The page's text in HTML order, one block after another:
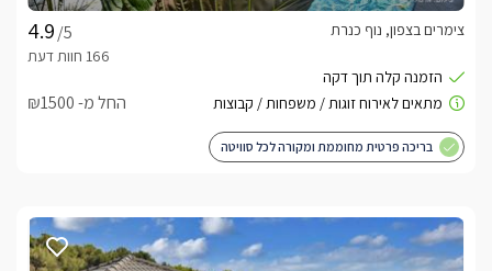
/5
צימרים בצפון, נוף כנרת
החל מ- ₪1500
בריכה פרטית מחוממת ומקורה לכל סוויטה